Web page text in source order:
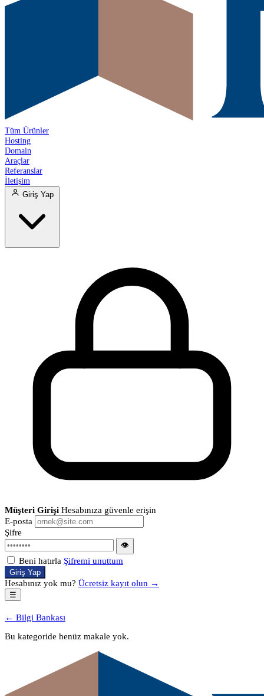
Tüm Ürünler
Hosting
Domain
Araçlar
Referanslar
İletişim
Giriş Yap
Müşteri Girişi Hesabınıza güvenle erişin
E-posta
Şifre
👁
Beni hatırla Şifremi unuttum
Giriş Yap
Hesabınız yok mu? Ücretsiz kayıt olun →
☰
← Bilgi Bankası
Bu kategoride henüz makale yok.